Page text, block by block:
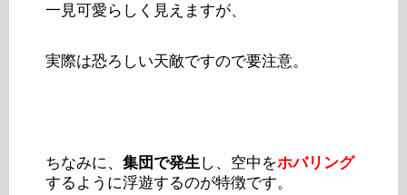
一見可愛らしく見えますが、
実際は恐ろしい天敵ですので要注意。
ちなみに、 集団で発生し、空中をホバリング
するように浮遊するのが特徴です。